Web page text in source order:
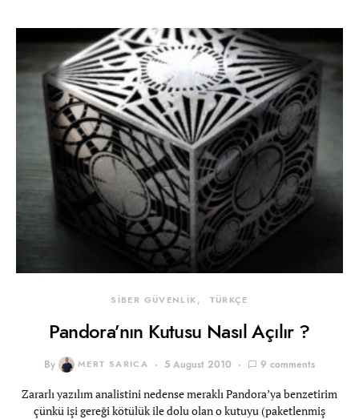
SİBER GÜVENLİK TÜRKÇE
Pandora’nın Kutusu Nasıl Açılır ?
By MERT SARICA 5 August 2010 9 comments
Zararlı yazılım analistini nedense meraklı Pandora’ya benzetirim
çünkü işi gereği kötülük ile dolu olan o kutuyu (paketlenmiş